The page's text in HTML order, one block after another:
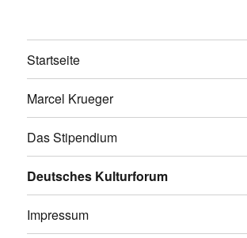
Startseite
Marcel Krueger
Das Stipendium
Deutsches Kulturforum
Impressum